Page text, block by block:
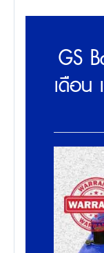
GS
เดือน